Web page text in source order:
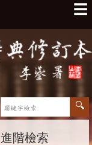
☰
進階檢索